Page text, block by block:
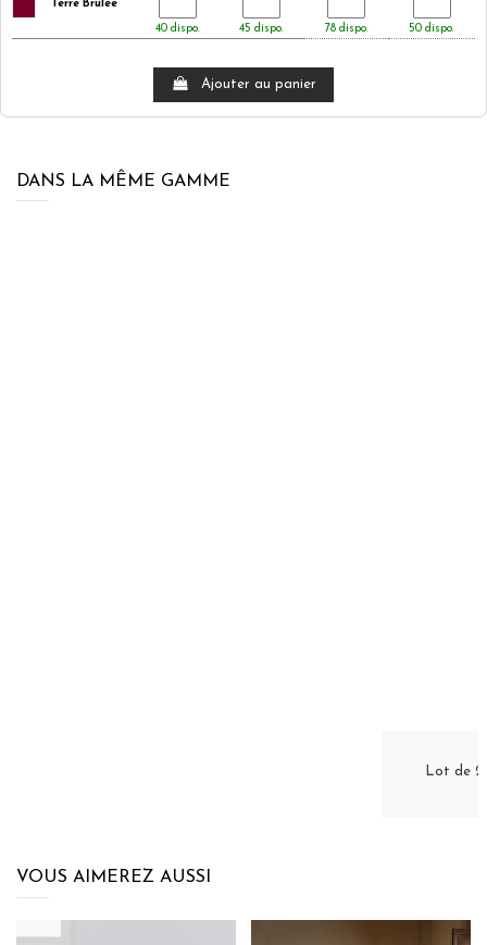
Terre Brulée
40 dispo. 45 dispo. 78 dispo. 50 dispo.
Ajouter au panier
DANS LA MÊME GAMME
Lot de 2
VOUS AIMEREZ AUSSI